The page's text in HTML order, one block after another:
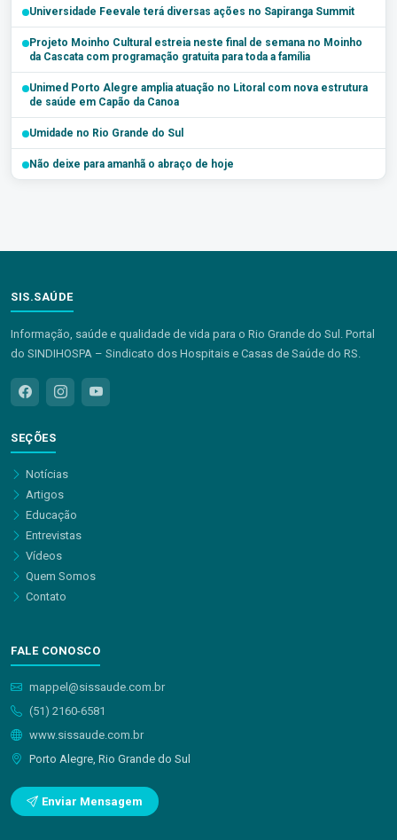
Universidade Feevale terá diversas ações no Sapiranga Summit
Projeto Moinho Cultural estreia neste final de semana no Moinho
da Cascata com programação gratuita para toda a família
Unimed Porto Alegre amplia atuação no Litoral com nova estrutura
de saúde em Capão da Canoa
Umidade no Rio Grande do Sul
Não deixe para amanhã o abraço de hoje
SIS.SAÚDE
Informação, saúde e qualidade de vida para o Rio Grande do Sul. Portal
do SINDIHOSPA – Sindicato dos Hospitais e Casas de Saúde do RS.
SEÇÕES
Notícias
Artigos
Educação
Entrevistas
Vídeos
Quem Somos
Contato
FALE CONOSCO
mappel@sissaude.com.br
(51) 2160-6581
www.sissaude.com.br
Porto Alegre, Rio Grande do Sul
Enviar Mensagem